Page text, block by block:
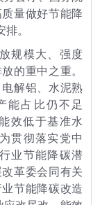
量做好节能降
。
规模大、强度
的重中之重。
解铝、水泥熟
能占比仍不足
效低于基准水
贯彻落实党中
业节能降碳潜
革委会同有关
节能降碳改造